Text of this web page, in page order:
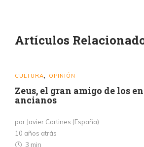
Artículos
CULTURA OPINIÓN
Zeus, el gran amigo de los
ancianos
por Javier Cortines (España)
10 años atrás
3 min